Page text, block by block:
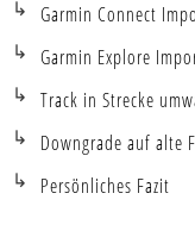
Garmin Connect
Garmin Explore
Track in Strecke
Downgrade auf alte
Persönliches Fazit